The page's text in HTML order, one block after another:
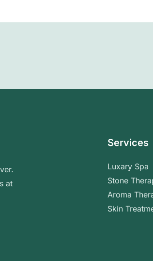
at
Services
Luxary Spa
Stone
Aroma
Skin